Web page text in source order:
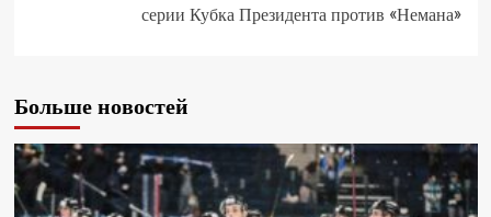
серии Кубка Президента против «Немана»
Больше новостей